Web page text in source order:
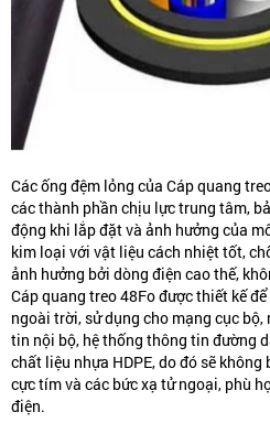
Các ống đệm lỏng của Cáp quang
các thành phần chịu lực trung tâm,
động khi lắp đặt và ảnh hưởng của
kim loại với vật liệu cách nhiệt tốt,
ảnh hưởng bởi dòng điện cao thế,
Cáp quang treo 48Fođược thiết kế
ngoài trời, sử dụng cho mạng cục
tin nội bộ, hệ thống thông tin đường
chất liệu nhựa HDPE, do đó sẽ
cực tím và các bức xạ tử ngoại, phù
điện.